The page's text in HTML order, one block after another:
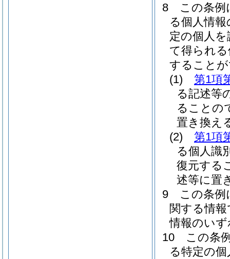
8
この条例
る個人情
定の個人
て得られ
すること
(1)
第1項
る記述等
ることの
置き換え
(2)
第1項
る個人識
復元する
述等に置
9
この条例
関する情
情報のい
10
この条
る特定の